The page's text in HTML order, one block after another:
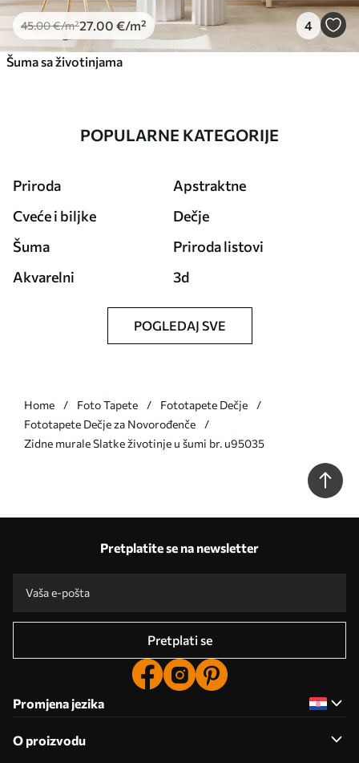
45.00€/m²27.00 €/m² 4
Šuma sa životinjama
POPULARNE KATEGORIJE
Priroda
Apstraktne
Cveće i biljke
Dečje
Šuma
Priroda listovi
Akvarelni
3d
POGLEDAJ SVE
Home Foto Tapete
Fototapete Dečje
Fototapete Dečje za Novorođenče
Zidne murale Slatke životinje u šumi br. u95035
Pretplatite se na newsletter
Pretplati se
Promjena jezika
O proizvodu